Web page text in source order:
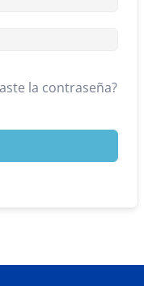
la contraseña?